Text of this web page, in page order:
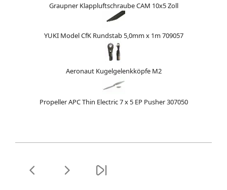
Graupner Klappluftschraube CAM 10x5 Zoll
YUKI Model CfK Rundstab 5,0mm x 1m 709057
Aeronaut Kugelgelenkköpfe M2
Propeller APC Thin Electric 7 x 5 EP Pusher 307050